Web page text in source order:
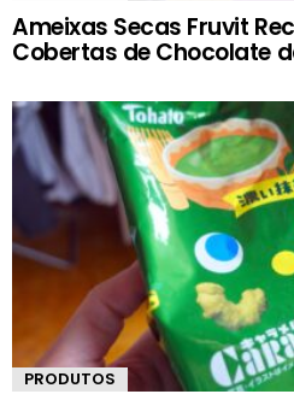
Ameixas Secas Fruvit
Cobertas de Chocolate
PRODUTOS